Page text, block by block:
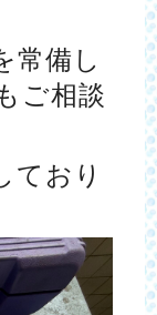
常備し
ご相談
ており